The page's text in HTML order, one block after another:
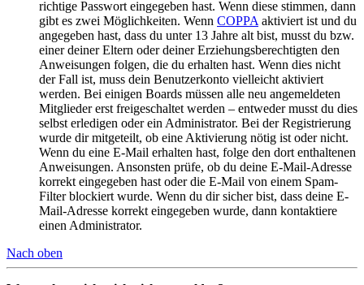
richtige Passwort eingegeben hast. Wenn diese stimmen, dann
gibt es zwei Möglichkeiten. Wenn COPPA aktiviert ist und du
angegeben hast, dass du unter 13 Jahre alt bist, musst du bzw.
einer deiner Eltern oder deiner Erziehungsberechtigten den
Anweisungen folgen, die du erhalten hast. Wenn dies nicht
der Fall ist, muss dein Benutzerkonto vielleicht aktiviert
werden. Bei einigen Boards müssen alle neu angemeldeten
Mitglieder erst freigeschaltet werden – entweder musst du dies
selbst erledigen oder ein Administrator. Bei der Registrierung
wurde dir mitgeteilt, ob eine Aktivierung nötig ist oder nicht.
Wenn du eine E-Mail erhalten hast, folge den dort enthaltenen
Anweisungen. Ansonsten prüfe, ob du deine E-Mail-Adresse
korrekt eingegeben hast oder die E-Mail von einem Spam-
Filter blockiert wurde. Wenn du dir sicher bist, dass deine E-
Mail-Adresse korrekt eingegeben wurde, dann kontaktiere
einen Administrator.
Nach oben